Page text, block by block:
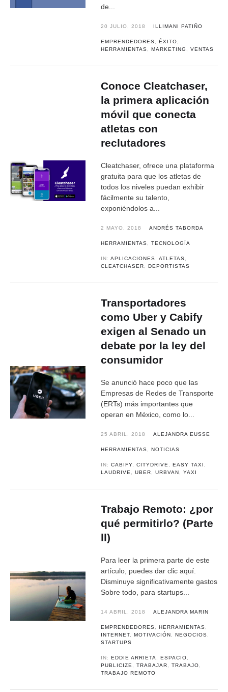
de...
20 JULIO, 2018 ILLIMANI PATIÑO
EMPRENDEDORES ,ÉXITO
HERRAMIENTAS
,MARKETING ,VENTAS
Conoce Cleatchaser,
la primera aplicación
móvil que conecta
atletas con
reclutadores
Cleatchaser, ofrece una plataforma
gratuita para que los atletas de
todos los niveles puedan exhibir
fácilmente su talento,
exponiéndolos a...
2 MAYO, 2018 ANDRÉS TABORDA
HERRAMIENTAS ,TECNOLOGÍA
IN:APLICACIONES ,ATLETAS
CLEATCHASER
,DEPORTISTAS
Transportadores
como Uber y Cabify
exigen al Senado un
debate por la ley del
consumidor
Se anunció hace poco que las
Empresas de Redes de Transporte
(ERTs) más importantes que
operan en México, como lo...
25 ABRIL, 2018 ALEJANDRA EUSSE
HERRAMIENTAS ,NOTICIAS
IN:CABIFY ,CITYDRIVE ,EASY TAXI
LAUDRIVE
,UBER ,URBVAN ,YAXI
Trabajo Remoto: ¿por
qué permitirlo? (Parte
ll)
Para leer la primera parte de este
artículo, puedes dar clic aquí.
Disminuye significativamente gastos
Sobre todo, para startups...
14 ABRIL, 2018 ALEJANDRA MARIN
EMPRENDEDORES ,HERRAMIENTAS
INTERNET ,MOTIVACIÓN ,NEGOCIOS
STARTUPS
IN:EDDIE ARRIETA ,ESPACIO
PUBLICIZE
,TRABAJAR ,TRABAJO
TRABAJO REMOTO